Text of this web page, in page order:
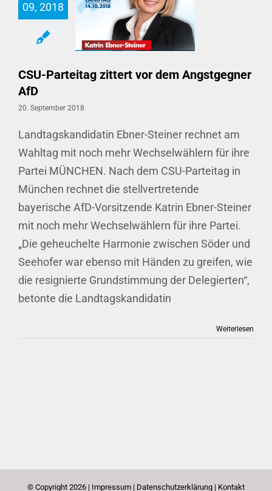
09, 2018
CSU-Parteitag zittert vor dem Angstgegner
AfD
20. September 2018
Landtagskandidatin Ebner-Steiner rechnet am
Wahltag mit noch mehr Wechselwählern für ihre
Partei MÜNCHEN. Nach dem CSU-Parteitag in
München rechnet die stellvertretende
bayerische AfD-Vorsitzende Katrin Ebner-Steiner
mit noch mehr Wechselwählern für ihre Partei.
„Die geheuchelte Harmonie zwischen Söder und
Seehofer war ebenso mit Händen zu greifen, wie
die resignierte Grundstimmung der Delegierten“,
betonte die Landtagskandidatin
Weiterlesen
© Copyright 2026 | Impressum | Datenschutzerklärung | Kontakt